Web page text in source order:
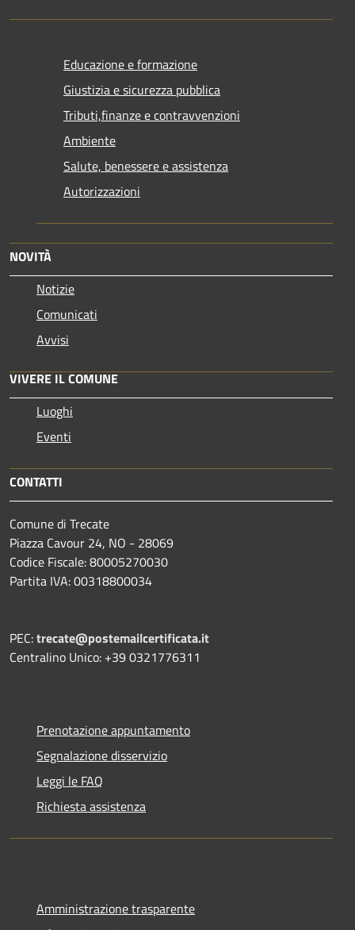
Educazione e formazione
Giustizia e sicurezza pubblica
Tributi,finanze e contravvenzioni
Ambiente
Salute, benessere e assistenza
Autorizzazioni
NOVITÀ
Notizie
Comunicati
Avvisi
VIVERE IL COMUNE
Luoghi
Eventi
CONTATTI
Comune di Trecate
Piazza Cavour 24, NO - 28069
Codice Fiscale: 80005270030
Partita IVA: 00318800034
PEC:trecate@postemailcertificata.it
Centralino Unico: +39 0321776311
Prenotazione appuntamento
Segnalazione disservizio
Leggi le FAQ
Richiesta assistenza
Amministrazione trasparente